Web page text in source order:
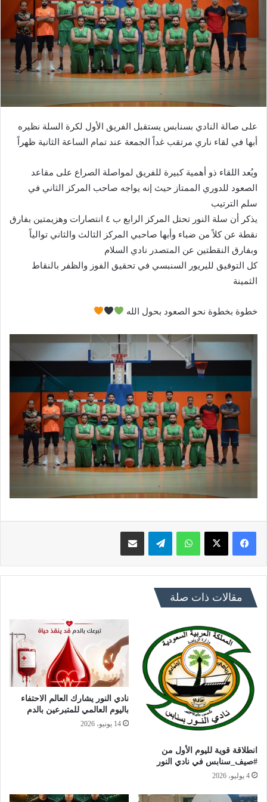
على صالة النادي بسنابس يستقبل الفريق الأول لكرة السلة نظيره
أبها في لقاء ناري مرتقب غداً الجمعة عند تمام الساعة الثانية ظهراً
ويُعد اللقاء ذو أهمية كبيرة للفريق لمواصلة الصراع على مقاعد
الصعود للدوري الممتاز حيث إنه يواجه صاحب المركز الثاني في
سلم الترتيب
يذكر أن سلة النور تحتل المركز الرابع ب ٤ انتصارات وهزيمتين بفارق
نقطة عن كلاً من ضباء وأبها صاحبي المركز الثالث والثاني توالياً
وبفارق النقطتين عن المتصدر نادي السلام
كل التوفيق لليريور السنبسي في تحقيق الفوز والظفر بالنقاط
الثمينة
خطوة بخطوة نحو الصعود بحول الله
فيسبوك X واتساب تيلقرام
مقالات ذات صلة
انطلاقة قوية لليوم الأول من
#صيف_سنابس في نادي النور
4 يوليو، 2026
نادي النور يشارك العالم الاحتفاء
باليوم العالمي للمتبرعين بالدم
14 يونيو، 2026